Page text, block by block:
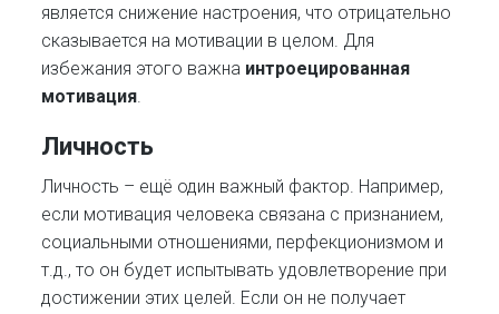
является снижение настроения, что отрицательно
сказывается на мотивации в целом. Для
избежания этого важна интроецированная
мотивация.
Личность
Личность – ещё один важный фактор. Например,
если мотивация человека связана с признанием,
социальными отношениями, перфекционизмом и
т.д., то он будет испытывать удовлетворение при
достижении этих целей. Если он не получает